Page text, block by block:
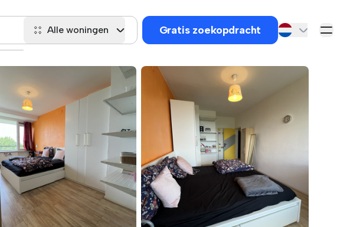
Alle woningen Gratis zoekopdracht